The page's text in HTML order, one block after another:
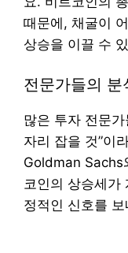
때문에, 채굴이
상승을 이끌 수
전문가들의 분
많은 투자 전문
자리 잡을 것”이
Goldman Sachs
코인의 상승세가
정적인 신호를